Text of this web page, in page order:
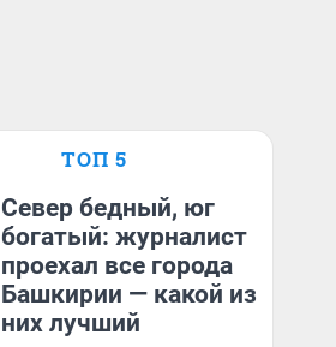
ТОП 5
Север бедный, юг
богатый: журналист
проехал все города
Башкирии — какой из
них лучший